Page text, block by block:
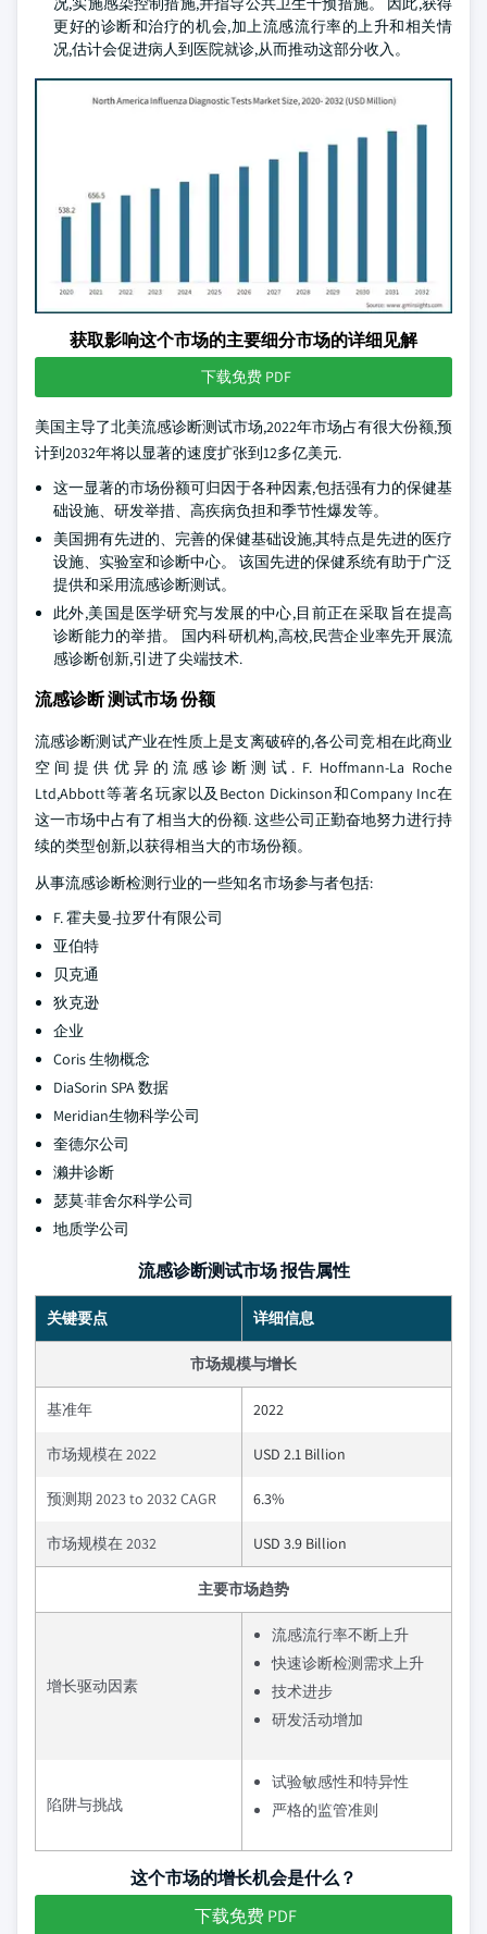
更好的诊断和治疗的机会,加上流感流行率的上升和相关情
况,估计会促进病人到医院就诊,从而推动这部分收入。
获取影响这个市场的主要细分市场的详细见解
下载免费 PDF
美国主导了北美流感诊断测试市场,2022年市场占有很大份额,预
计到2032年将以显著的速度扩张到12多亿美元.
这一显著的市场份额可归因于各种因素,包括强有力的保健基
础设施、研发举措、高疾病负担和季节性爆发等。
美国拥有先进的、完善的保健基础设施,其特点是先进的医疗
设施、实验室和诊断中心。 该国先进的保健系统有助于广泛
提供和采用流感诊断测试。
此外,美国是医学研究与发展的中心,目前正在采取旨在提高
诊断能力的举措。 国内科研机构,高校,民营企业率先开展流
感诊断创新,引进了尖端技术.
流感诊断 测试市场 份额
流感诊断测试产业在性质上是支离破碎的,各公司竞相在此商业
空间提供优异的流感诊断测试. F. Hoffmann-La Roche
Ltd,Abbott等著名玩家以及Becton Dickinson和Company Inc在
这一市场中占有了相当大的份额. 这些公司正勤奋地努力进行持
续的类型创新,以获得相当大的市场份额。
从事流感诊断检测行业的一些知名市场参与者包括:
F. 霍夫曼-拉罗什有限公司
亚伯特
贝克通
狄克逊
企业
Coris 生物概念
DiaSorin SPA 数据
Meridian生物科学公司
奎德尔公司
濑井诊断
瑟莫·菲舍尔科学公司
地质学公司
流感诊断测试市场 报告属性
关键要点 详细信息
市场规模与增长
基准年 2022
市场规模在 2022 USD 2.1 Billion
预测期 2023 to 2032 CAGR 6.3%
市场规模在 2032 USD 3.9 Billion
主要市场趋势
增长驱动因素
流感流行率不断上升
快速诊断检测需求上升
技术进步
研发活动增加
陷阱与挑战
试验敏感性和特异性
严格的监管准则
这个市场的增长机会是什么？
下载免费 PDF